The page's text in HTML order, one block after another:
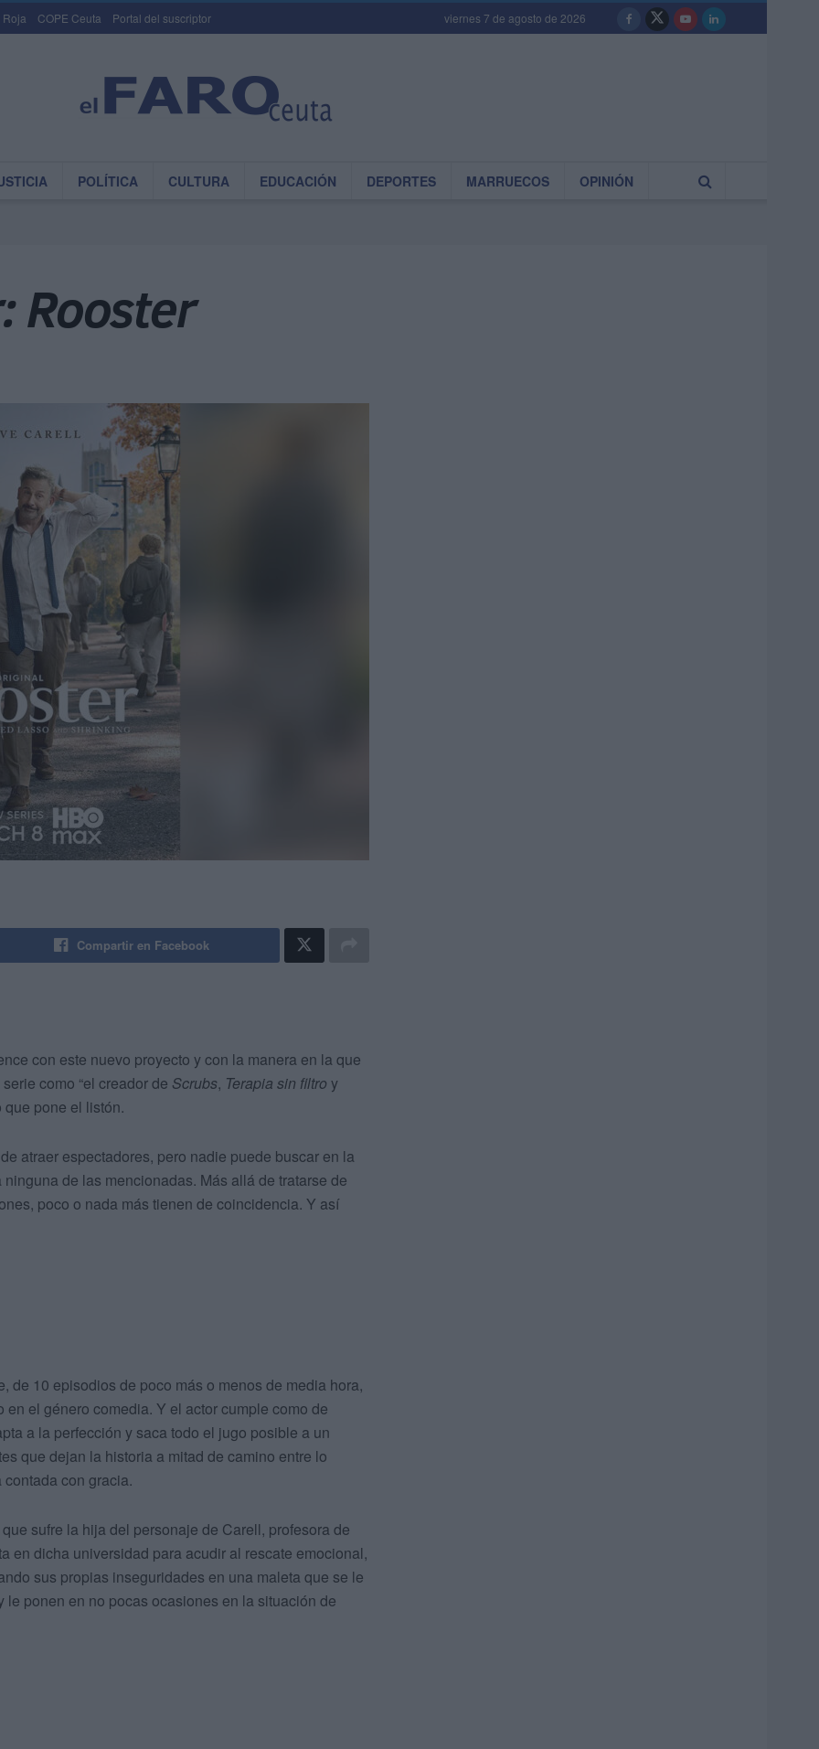
Roja COPE Ceuta Portal del suscriptor viernes 7 de agosto de 2026
POLÍTICA CULTURA EDUCACIÓN DEPORTES MARRUECOS OPINIÓN
Rooster
Compartir en Facebook
con este nuevo proyecto y con la manera en la que
como “el creador de Scrubs, Terapia sin filtro y
que pone el listón.
atraer espectadores, pero nadie puede buscar en la
de las mencionadas. Más allá de tratarse de
poco o nada más tienen de coincidencia. Y así
de 10 episodios de poco más o menos de media hora,
el género comedia. Y el actor cumple como de
a la perfección y saca todo el jugo posible a un
que dejan la historia a mitad de camino entre lo
con gracia.
sufre la hija del personaje de Carell, profesora de
en dicha universidad para acudir al rescate emocional,
sus propias inseguridades en una maleta que se le
ponen en no pocas ocasiones en la situación de